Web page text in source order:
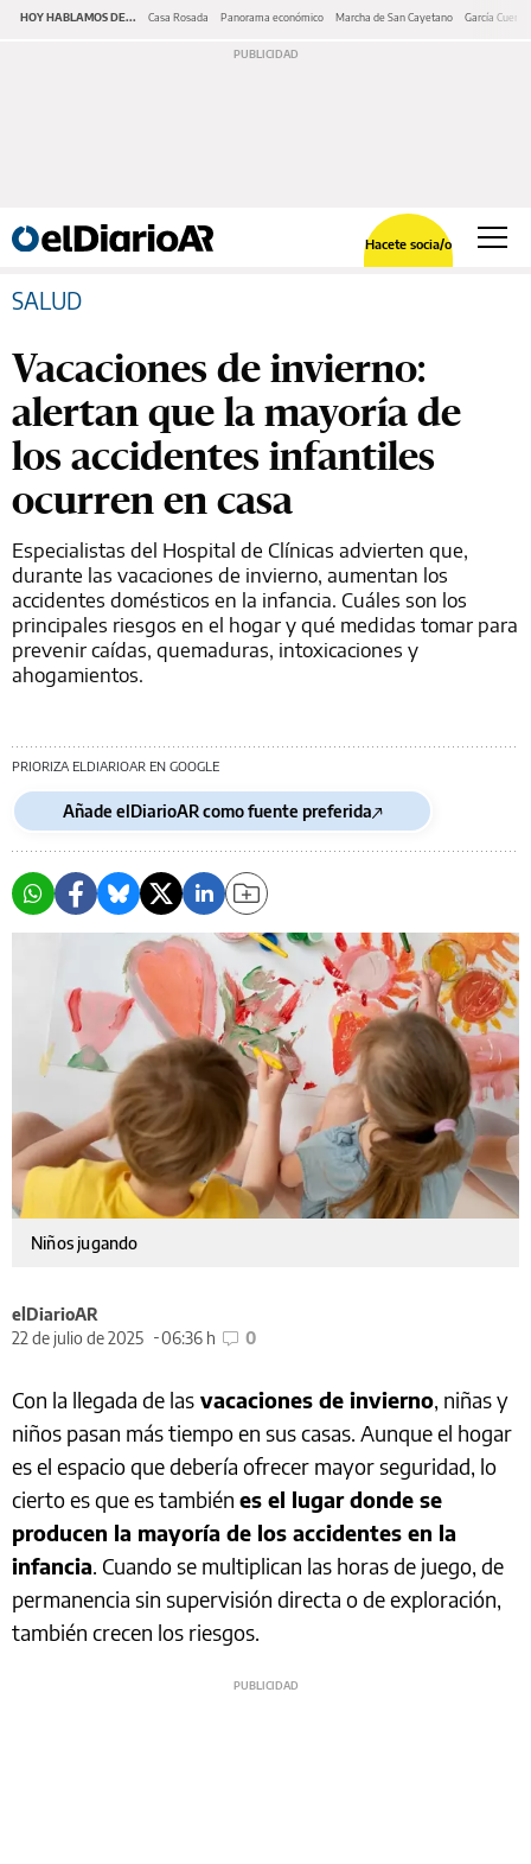
HOY HABLAMOS DE... Casa Rosada Panorama económico Marcha de San Cayetano García Cuerva
Hacete socia/o
SALUD
Vacaciones de invierno:
alertan que la mayoría de
los accidentes infantiles
ocurren en casa
Especialistas del Hospital de Clínicas advierten que,
durante las vacaciones de invierno, aumentan los
accidentes domésticos en la infancia. Cuáles son los
principales riesgos en el hogar y qué medidas tomar para
prevenir caídas, quemaduras, intoxicaciones y
ahogamientos.
PRIORIZA ELDIARIOAR EN GOOGLE
Añade elDiarioAR como fuente preferida
Niños jugando
elDiarioAR
22 de julio de 2025
06:36 h 0
Con la llegada de las vacaciones de invierno, niñas y
niños pasan más tiempo en sus casas. Aunque el hogar
es el espacio que debería ofrecer mayor seguridad, lo
cierto es que es también es el lugar donde se
producen la mayoría de los accidentes en la
infancia. Cuando se multiplican las horas de juego, de
permanencia sin supervisión directa o de exploración,
también crecen los riesgos.